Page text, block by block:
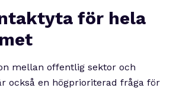
för hela
mellan offentlig sektor och
också en högprioriterad fråga för